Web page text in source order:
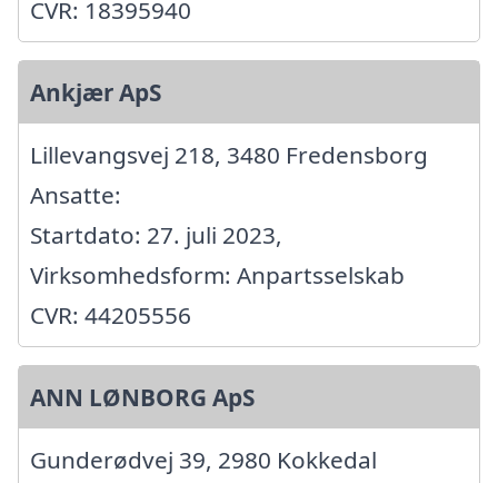
CVR: 18395940
Ankjær ApS
Lillevangsvej 218, 3480 Fredensborg
Ansatte:
Startdato: 27. juli 2023,
Virksomhedsform: Anpartsselskab
CVR: 44205556
ANN LØNBORG ApS
Gunderødvej 39, 2980 Kokkedal